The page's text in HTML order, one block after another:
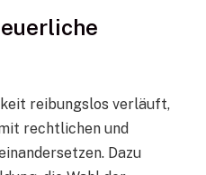
reibungslos verläuft,
rechtlichen und
Dazu